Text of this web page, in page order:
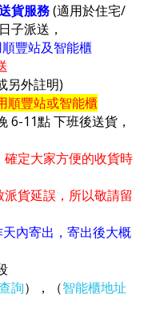
貨服務(適用於住宅/
子派送，
豐站及智能櫃
另外註明)
順豐站或智能櫃
11點 下班後送貨，
定大家方便的收貨時
貨延誤，所以敬請留
內寄出，寄出後大概
詢），（智能櫃地址